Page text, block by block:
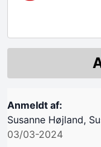
Anmeldt af:
Susanne Højland,
03/03-2024